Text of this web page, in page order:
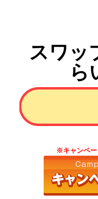
スワッ
ら
※キャンペー